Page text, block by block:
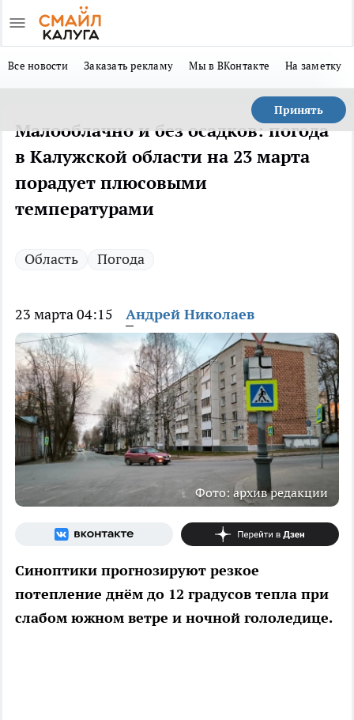
Все новости Заказать рекламу Мы в ВКонтакте На заметку
Принять
Малооблачно и без осадков: погода
в Калужской области на 23 марта
порадует плюсовыми
температурами
Область Погода
23 марта 04:15 Андрей Николаев
Фото: архив редакции
Синоптики прогнозируют резкое
потепление днём до 12 градусов тепла при
слабом южном ветре и ночной гололедице.